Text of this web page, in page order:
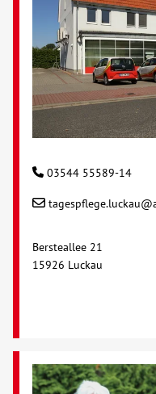
03544 55589-14
Bersteallee 21
15926 Luckau